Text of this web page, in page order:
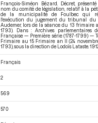
François-Siméon Bézard. Décret,
nom du comité de législation, relatif à la
de la municipalité de Foulbec qui
l'exécution du jugement du tribunal du
Audemer, lors de la séance du 13 frimaire
1793). Dans : Archives parlementaires
Française — Première série (1787-1799) —
Frimaire au 15 Frimaire an II (24
1793) , sous la direction de Lodoïs Lataste.
Français
2
569
570